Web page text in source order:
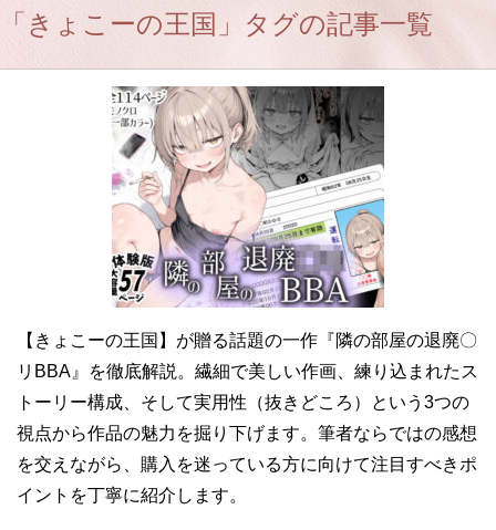
「きょこーの王国」タグの記事一覧
【きょこーの王国】が贈る話題の一作『隣の部屋の退廃〇
リBBA』を徹底解説。繊細で美しい作画、練り込まれたス
トーリー構成、そして実用性（抜きどころ）という3つの
視点から作品の魅力を掘り下げます。筆者ならではの感想
を交えながら、購入を迷っている方に向けて注目すべきポ
イントを丁寧に紹介します。